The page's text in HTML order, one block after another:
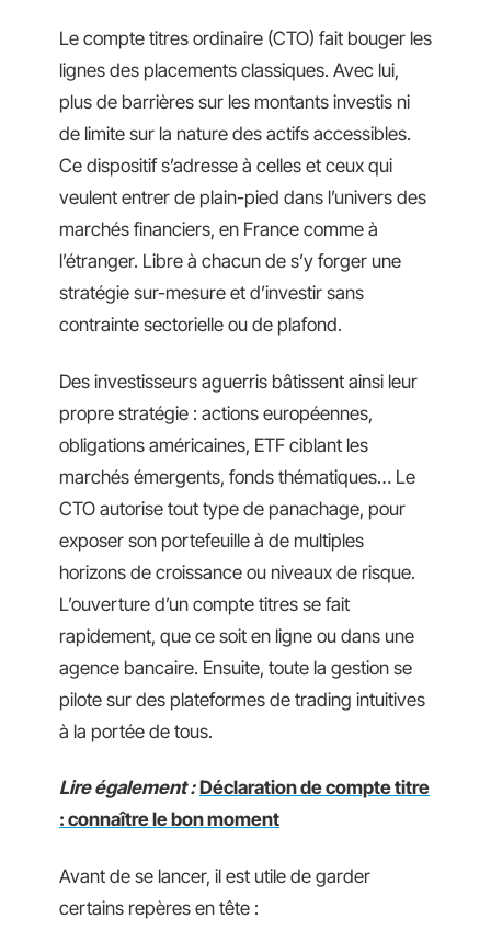
Le compte titres ordinaire (CTO) fait bouger les
lignes des placements classiques. Avec lui,
plus de barrières sur les montants investis ni
de limite sur la nature des actifs accessibles.
Ce dispositif s’adresse à celles et ceux qui
veulent entrer de plain-pied dans l’univers des
marchés financiers, en France comme à
l’étranger. Libre à chacun de s’y forger une
stratégie sur-mesure et d’investir sans
contrainte sectorielle ou de plafond.
Des investisseurs aguerris bâtissent ainsi leur
propre stratégie : actions européennes,
obligations américaines, ETF ciblant les
marchés émergents, fonds thématiques… Le
CTO autorise tout type de panachage, pour
exposer son portefeuille à de multiples
horizons de croissance ou niveaux de risque.
L’ouverture d’un compte titres se fait
rapidement, que ce soit en ligne ou dans une
agence bancaire. Ensuite, toute la gestion se
pilote sur des plateformes de trading intuitives
à la portée de tous.
Lire également : Déclaration de compte titre
: connaître le bon moment
Avant de se lancer, il est utile de garder
certains repères en tête :